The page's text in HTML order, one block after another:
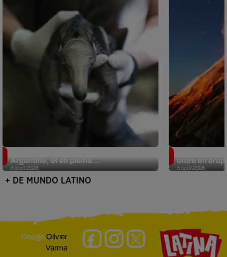
6 août 2026
Argentine, et en pleine...
5 août 2026
entre en
+ DE MUNDO LATINO
DesignOlivier
Varma